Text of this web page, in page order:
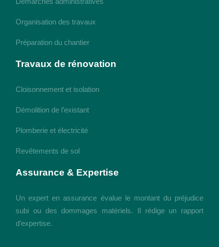
Organisation des travaux
Préparation du chantier
Travaux de rénovation
Cloisonnement et isolation
Démolition de l’existant
Plomberie et électricité
Revêtements de sol
Assurance & Expertise
Un expert en assurance évalue le montant du préjudice
subi ou des dommages matériels. Il rédige un rapport
d’expertise.